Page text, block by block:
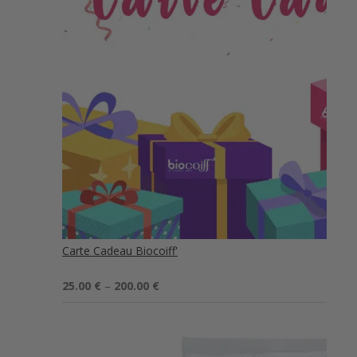
Carte Cadeau Biocoiff'
Note 5.00
25.00 € – 200.00 €